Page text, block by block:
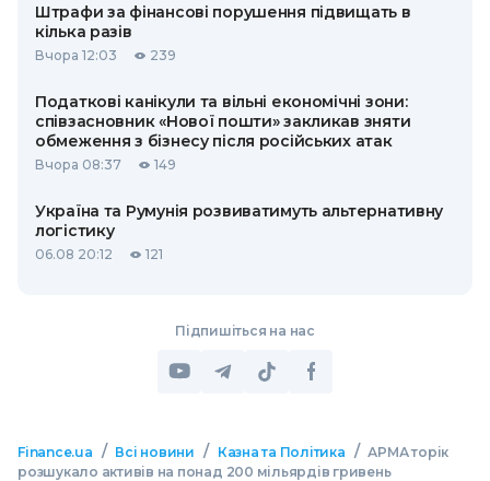
Штрафи за фінансові порушення підвищать в
кілька разів
Вчора 12:03 239
Податкові канікули та вільні економічні зони:
співзасновник «Нової пошти» закликав зняти
обмеження з бізнесу після російських атак
Вчора 08:37 149
Україна та Румунія розвиватимуть альтернативну
логістику
06.08 20:12 121
Підпишіться на нас
Finance.ua / Всі новини / Казна та Політика / АРМА торік
розшукало активів на понад 200 мільярдів гривень